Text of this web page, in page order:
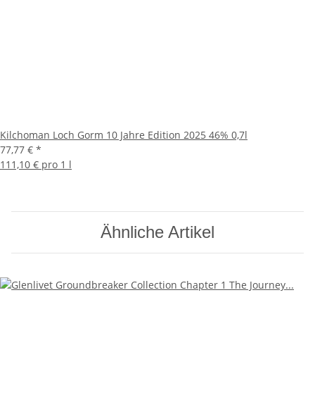
Kilchoman Loch Gorm 10 Jahre Edition 2025 46% 0,7l
77,77 € *
111,10 € pro 1 l
Ähnliche Artikel